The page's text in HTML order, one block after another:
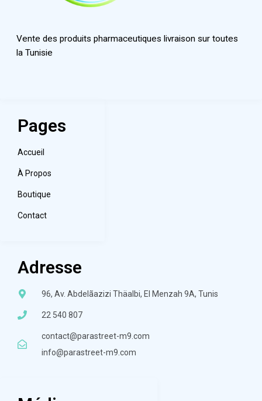
Vente des produits pharmaceutiques livraison sur toutes
la Tunisie
Pages
Accueil
À Propos
Boutique
Contact
Adresse
96, Av. Abdelãazizi Thäalbi, El Menzah 9A, Tunis
22 540 807
contact@parastreet-m9.com
info@parastreet-m9.com